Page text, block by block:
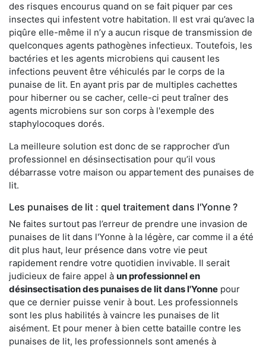
des risques encourus quand on se fait piquer par ces
insectes qui infestent votre habitation. Il est vrai qu’avec la
piqûre elle-même il n’y a aucun risque de transmission de
quelconques agents pathogènes infectieux. Toutefois, les
bactéries et les agents microbiens qui causent les
infections peuvent être véhiculés par le corps de la
punaise de lit. En ayant pris par de multiples cachettes
pour hiberner ou se cacher, celle-ci peut traîner des
agents microbiens sur son corps à l'exemple des
staphylocoques dorés.
La meilleure solution est donc de se rapprocher d’un
professionnel en désinsectisation pour qu’il vous
débarrasse votre maison ou appartement des punaises de
lit.
Les punaises de lit : quel traitement dans l'Yonne ?
Ne faites surtout pas l’erreur de prendre une invasion de
punaises de lit dans l'Yonne à la légère, car comme il a été
dit plus haut, leur présence dans votre vie peut
rapidement rendre votre quotidien invivable. Il serait
judicieux de faire appel à un professionnel en
désinsectisation des punaises de lit dans l'Yonne pour
que ce dernier puisse venir à bout. Les professionnels
sont les plus habilités à vaincre les punaises de lit
aisément. Et pour mener à bien cette bataille contre les
punaises de lit, les professionnels sont amenés à